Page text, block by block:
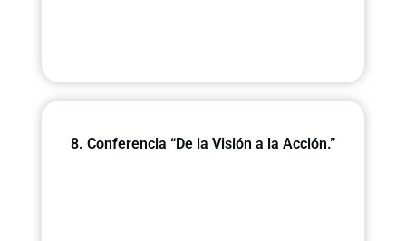
8. Conferencia “De la Visión a la Acción.”